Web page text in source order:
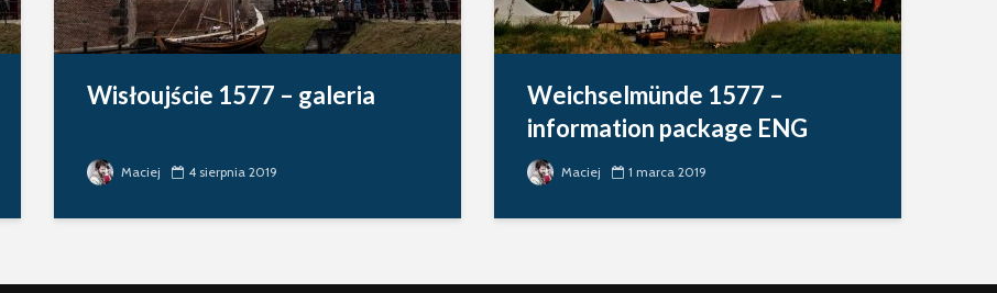
Wisłoujście 1577 – galeria
Maciej 4 sierpnia 2019
Weichselmünde 1577 –
information package ENG
Maciej 1 marca 2019